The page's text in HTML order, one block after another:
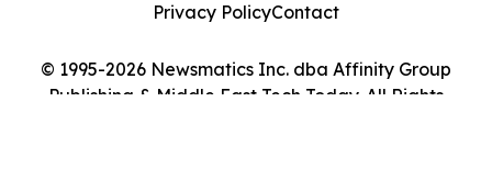
© 1995-2026 Newsmatics Inc. dba Affinity Group
Publishing & Middle East Tech Today. All Rights
Privacy PolicyContact